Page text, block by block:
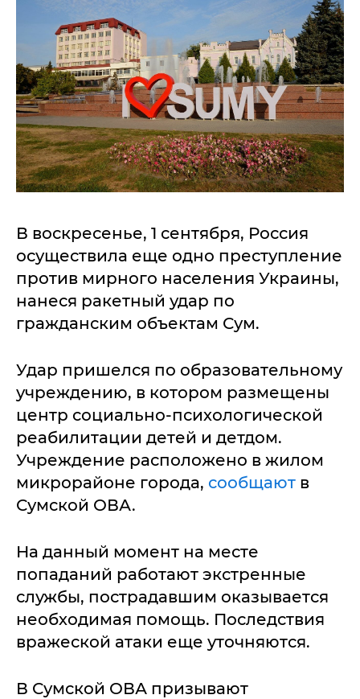
В воскресенье, 1 сентября, Россия
осуществила еще одно преступление
против мирного населения Украины,
нанеся ракетный удар по
гражданским объектам Сум.
Удар пришелся по образовательному
учреждению, в котором размещены
центр социально-психологической
реабилитации детей и детдом.
Учреждение расположено в жилом
микрорайоне города, сообщают в
Сумской ОВА.
На данный момент на месте
попаданий работают экстренные
службы, пострадавшим оказывается
необходимая помощь. Последствия
вражеской атаки еще уточняются.
В Сумской ОВА призывают